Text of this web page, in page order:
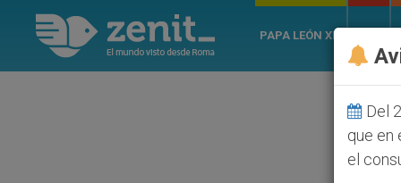
PAPA LEÓN XIV
Del
que en
el